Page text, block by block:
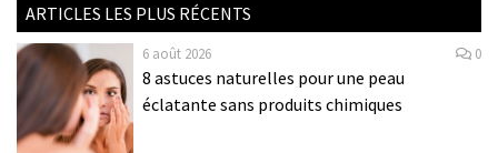
ARTICLES LES PLUS RÉCENTS
6 août 2026 0
8 astuces naturelles pour une peau
éclatante sans produits chimiques